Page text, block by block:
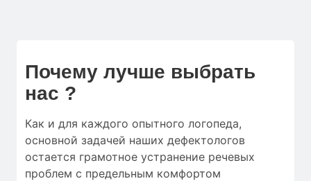
Почему лучше выбрать
нас ?
Как и для каждого опытного логопеда,
основной задачей наших дефектологов
остается грамотное устранение речевых
проблем с предельным комфортом